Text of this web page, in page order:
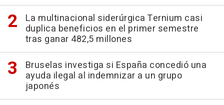
La multinacional siderúrgica Ternium casi
duplica beneficios en el primer semestre
tras ganar 482,5 millones
Bruselas investiga si España concedió una
ayuda ilegal al indemnizar a un grupo
japonés